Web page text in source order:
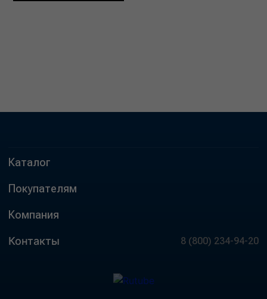
Каталог
Покупателям
Компания
Контакты 8 (800) 234-94-20